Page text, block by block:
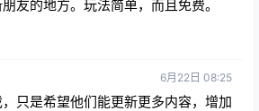
只是希望他们能更新更多内容，增加
，这是一款很棒的游戏，尤其还是免